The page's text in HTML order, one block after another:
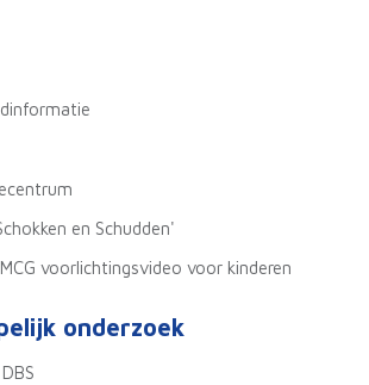
en Schudden'
voorlichtingsvideo voor kinderen
onderzoek